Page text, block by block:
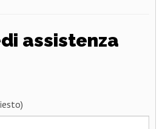
assistenza